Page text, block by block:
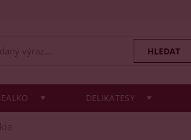
DELIKATESY